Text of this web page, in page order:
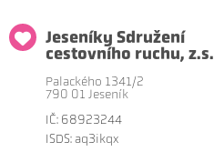
Jeseníky Sdružení
cestovního ruchu, z.s.
Palackého 1341/2
790 01 Jeseník
IČ: 68923244
ISDS: aq3ikqx